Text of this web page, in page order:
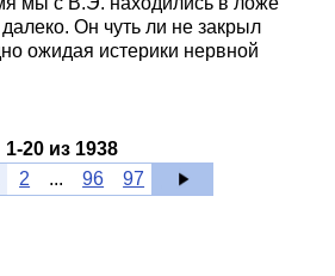
Он чуть ли не закрыл
ожидая истерики нервной
1-20 из 1938
2 ... 96 97